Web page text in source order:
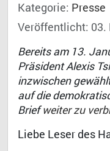
Kategorie: Presse
Veröffentlicht: 03.
Bereits am 13.
Präsident Alexis
inzwischen
auf die
Briefweiter zu
Liebe Leser des